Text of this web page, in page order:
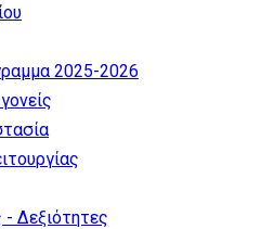
2025-2026
Δεξιότητες